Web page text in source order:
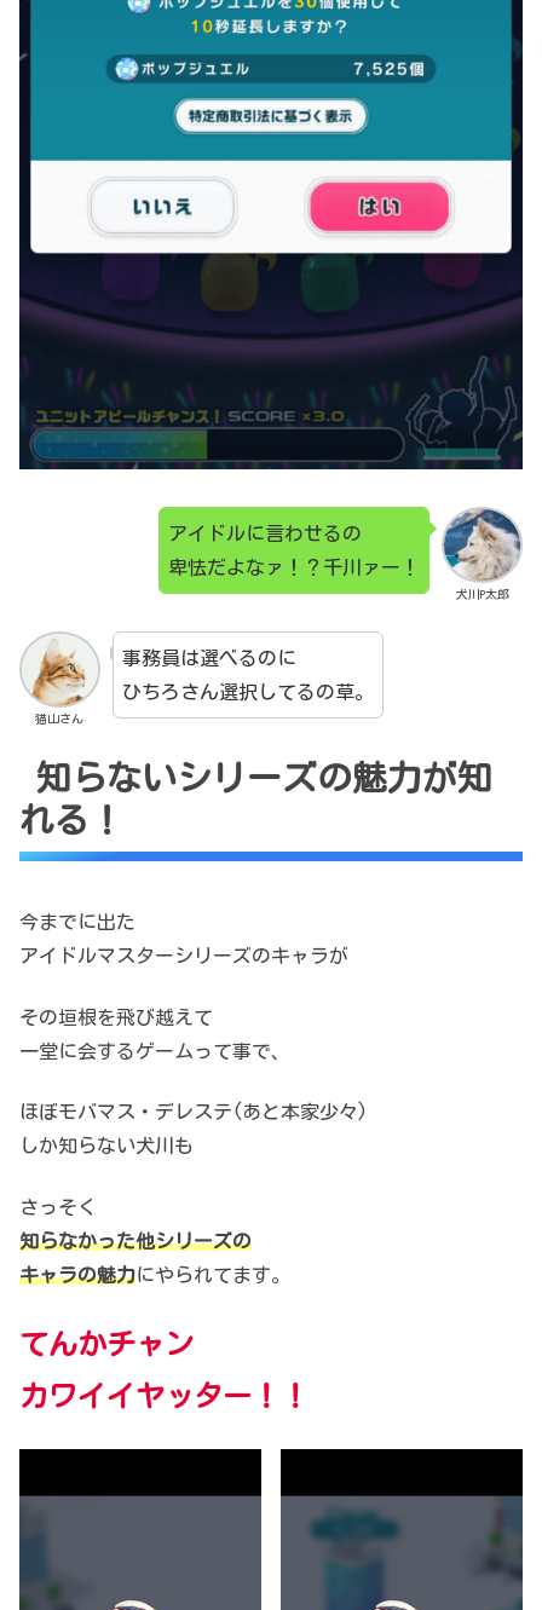
犬川P太郎
アイドルに言わせるの
卑怯だよなァ！？千川ァー！
猫山さん
事務員は選べるのに
ひちろさん選択してるの草。
知らないシリーズの魅力が知
れる！
今までに出た
アイドルマスターシリーズのキャラが
その垣根を飛び越えて
一堂に会するゲームって事で、
ほぼモバマス・デレステ(あと本家少々)
しか知らない犬川も
さっそく
知らなかった他シリーズの
キャラの魅力にやられてます。
てんかチャン
カワイイヤッター！！